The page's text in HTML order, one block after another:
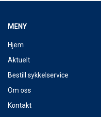
MENY
Hjem
Aktuelt
Bestill sykkelservice
Om oss
Kontakt